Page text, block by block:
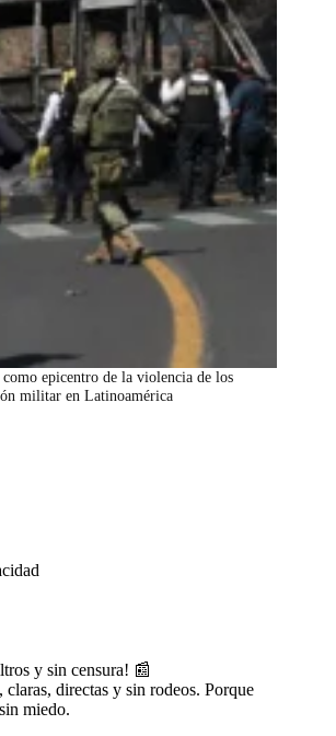
epicentro de la violencia de los
militar en Latinoamérica
y sin censura! 📰
directas y sin rodeos. Porque
miedo.